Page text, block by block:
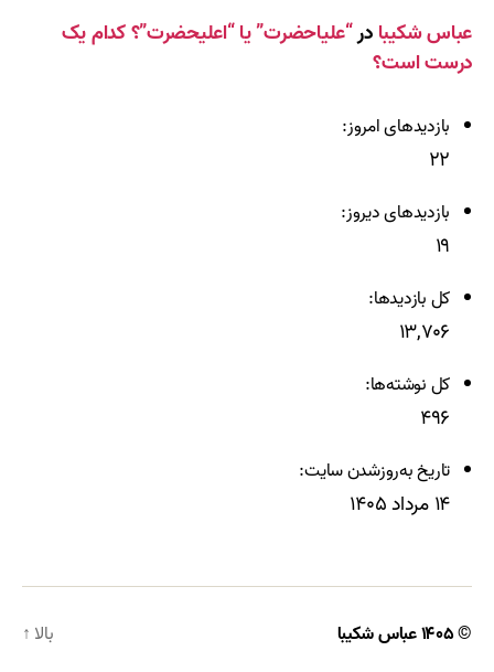
عباس شکیبا در“علیاحضرت” یا “اعلیحضرت”؟ کدام یک
درست است؟
بازدیدهای امروز:
۲۲
بازدیدهای دیروز:
۱۹
کل بازدیدها:
۱۳,۷۰۶
کل نوشته‌ها:
۴۹۶
تاریخ به‌روزشدن سایت:
۱۴ مرداد ۱۴۰۵
© ۱۴۰۵ عباس شکیبا بالا ↑